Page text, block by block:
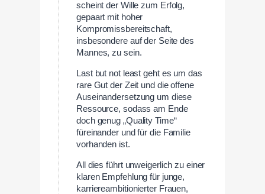
scheint der Wille zum Erfolg,
gepaart mit hoher
Kompromissbereitschaft,
insbesondere auf der Seite des
Mannes, zu sein.
Last but not least geht es um das
rare Gut der Zeit und die offene
Auseinandersetzung um diese
Ressource, sodass am Ende
doch genug „Quality Time“
füreinander und für die Familie
vorhanden ist.
All dies führt unweigerlich zu einer
klaren Empfehlung für junge,
karriereambitionierter Frauen,